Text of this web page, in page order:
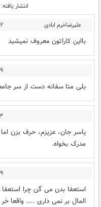
انتشار یافته:
علیرضاخرم ابادی
بااین کاراتون معروف نمیشید
بلی متا سفانه دست از سر
یاسر جان، عزیزم، حرف بزن
مدرک بخواه.
استعفا بدن می گن چرا
المال بر نمی داری .... واقعا